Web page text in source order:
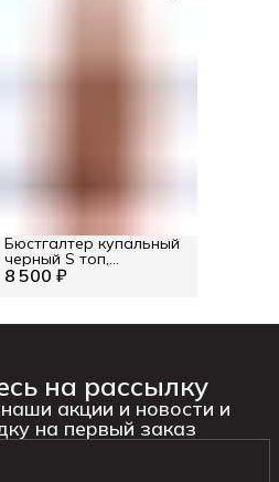
8 500 ₽
Бюстгалтер купальный
черный S топ,
ICE25WTP04
на рассылку
акции и новости и
на первый заказ